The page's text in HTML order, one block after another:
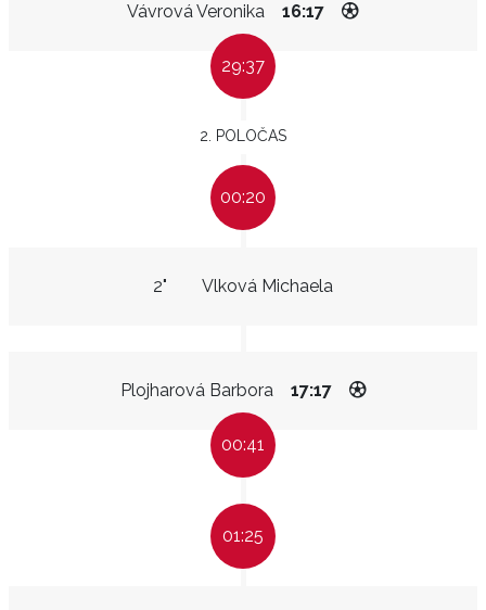
Vávrová Veronika 16:17
29:37
2. POLOČAS
00:20
Vlková Michaela
2"
Plojharová Barbora 17:17
00:41
01:25